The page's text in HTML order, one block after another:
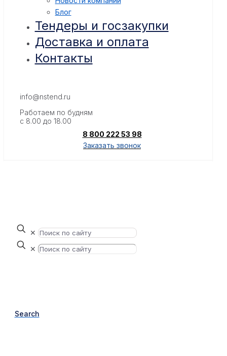
Блог
Тендеры и госзакупки
Доставка и оплата
Контакты
info@nstend.ru
Работаем по будням
с 8.00 до 18.00
8 800 222 53 98
Заказать звонок
✕
✕
Search